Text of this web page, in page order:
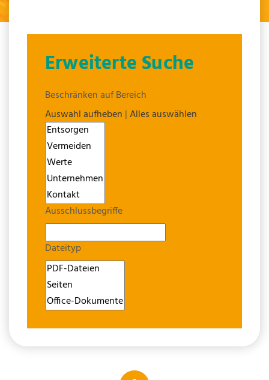
Erweiterte Suche
Beschränken auf Bereich
Auswahl aufheben |Alles auswählen
Ausschlussbegriffe
Dateityp